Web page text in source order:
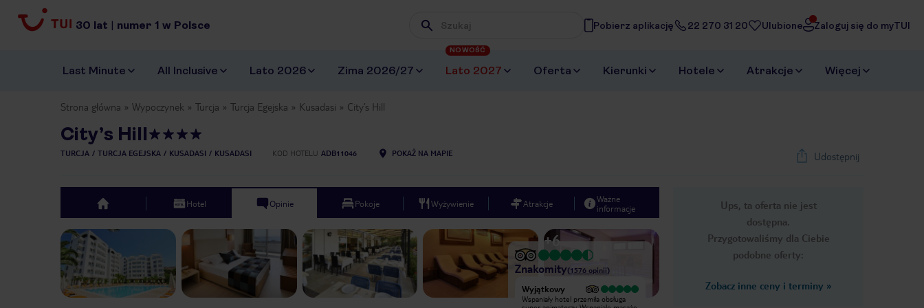
30 lat | numer 1 w Polsce Wpisz frazę, której szukasz
Pobierz aplikację 22 270 31 20 Ulubione Zaloguj się do myTUI
Last Minute All Inclusive Lato 2026 Zima 2026/27 Lato 2027
NOWOŚĆ
Oferta Kierunki Hotele Atrakcje Więcej
Strona główna Wypoczynek Turcja Turcja Egejska Kusadasi City’s Hill
City’s Hill
TURCJA TURCJA EGEJSKA KUSADASI KUSADASI KOD HOTELU ADB11046 POKAŻ NA MAPIE Udostępnij
Ups, ta oferta nie jest
dostępna.
Przygotowaliśmy dla Ciebie
podobne oferty:
Zobacz inne ceny i terminy »
top Hotel Opinie Pokoje Wyżywienie Atrakcje
Ważne
informacje
Previous slide Next slide
1/12
+6
Znakomity(1576 opinii)
Bardzo śrdni hotel 3*, zdecydowanie
Wyjątkowy
Wspaniały hotel przemiła obsługa
Wyjątkowy